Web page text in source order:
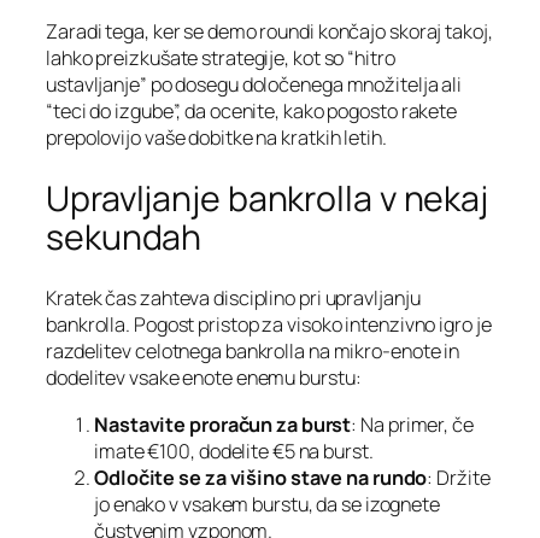
Zaradi tega, ker se demo roundi končajo skoraj takoj,
lahko preizkušate strategije, kot so “hitro
ustavljanje” po dosegu določenega množitelja ali
“teci do izgube”, da ocenite, kako pogosto rakete
prepolovijo vaše dobitke na kratkih letih.
Upravljanje bankrolla v nekaj
sekundah
Kratek čas zahteva disciplino pri upravljanju
bankrolla. Pogost pristop za visoko intenzivno igro je
razdelitev celotnega bankrolla na mikro‑enote in
dodelitev vsake enote enemu burstu:
Nastavite proračun za burst: Na primer, če
imate €100, dodelite €5 na burst.
Odločite se za višino stave na rundo: Držite
jo enako v vsakem burstu, da se izognete
čustvenim vzponom.